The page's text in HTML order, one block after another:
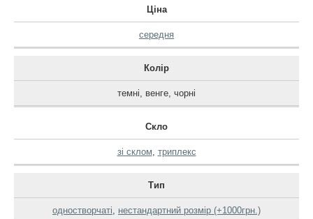
Ціна
середня
Колір
темні, венге, чорні
Скло
зі склом, триплекс
Тип
одностворчаті, нестандартний розмір (+1000грн.)